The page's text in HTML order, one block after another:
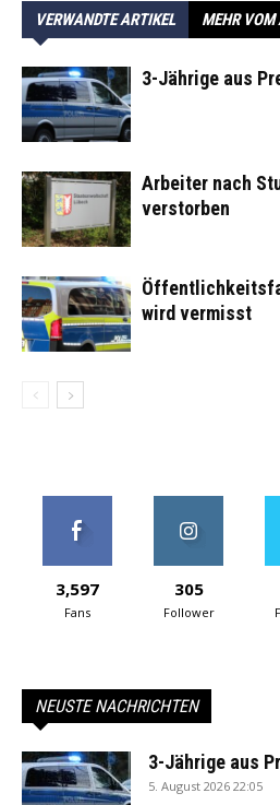
VERWANDTE ARTIKEL MEHR VOM
3-Jährige aus
Arbeiter nach
verstorben
wird vermisst
3,597
Fans
305
Follower
NEUSTE NACHRICHTEN
3-Jährige aus
5. August 2026 22:05